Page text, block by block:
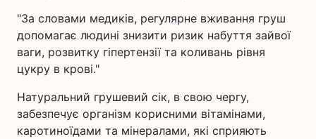
"За словами медиків, регулярне вживання груш
допомагає людині знизити ризик набуття зайвої
ваги, розвитку гіпертензії та коливань рівня
цукру в крові."
Натуральний грушевий сік, в свою чергу,
забезпечує організм корисними вітамінами,
каротиноїдами та мінералами, які сприяють